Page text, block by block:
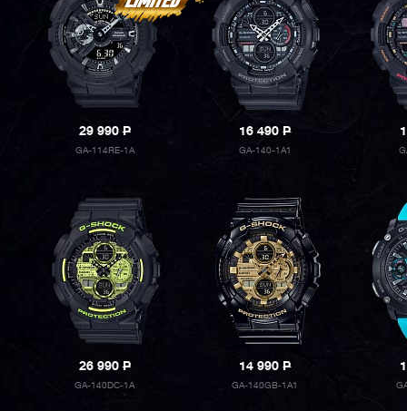
29 990P
GA-114RE-1A
16 490P
GA-140-1A1
26 990P
GA-140DC-1A
14 990P
GA-140GB-1A1